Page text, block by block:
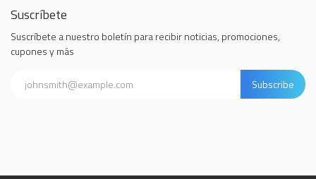
Suscríbete
Suscríbete a nuestro boletín para recibir noticias, promociones,
cupones y más
Subscribe